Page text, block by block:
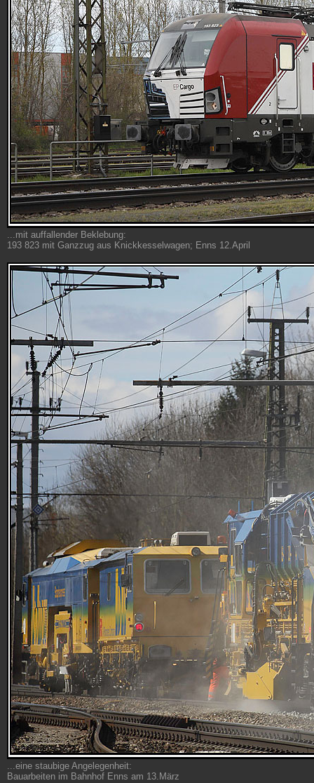
...mit auffallender Beklebung:
193 823 mit Ganzzug aus Knickkesselwagen; Enns 12.April
...eine staubige Angelegenheit:
Bauarbeiten im Bahnhof Enns am 13.März